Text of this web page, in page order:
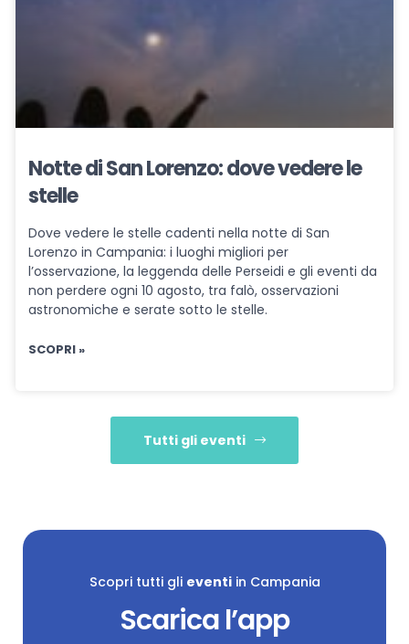
Notte di San Lorenzo: dove vedere le
stelle
Dove vedere le stelle cadenti nella notte di San
Lorenzo in Campania: i luoghi migliori per
l’osservazione, la leggenda delle Perseidi e gli eventi da
non perdere ogni 10 agosto, tra falò, osservazioni
astronomiche e serate sotto le stelle.
SCOPRI »
Tutti gli eventi
Scopri tutti gli eventiin Campania
Scarica l’app